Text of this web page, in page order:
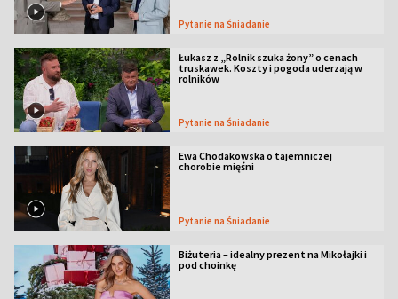
Pytanie na Śniadanie
Łukasz z „Rolnik szuka żony” o cenach
truskawek. Koszty i pogoda uderzają w
rolników
Pytanie na Śniadanie
Ewa Chodakowska o tajemniczej
chorobie mięśni
Pytanie na Śniadanie
Biżuteria – idealny prezent na Mikołajki i
pod choinkę